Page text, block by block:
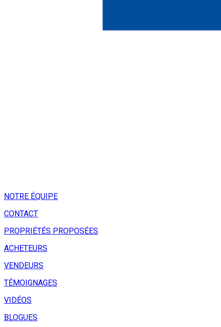
NOTRE ÉQUIPE
CONTACT
PROPRIÉTÉS PROPOSÉES
ACHETEURS
VENDEURS
TÉMOIGNAGES
VIDÉOS
BLOGUES